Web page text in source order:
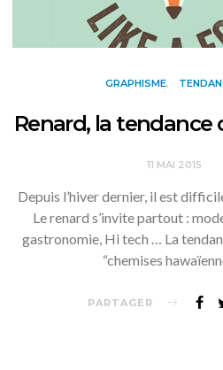
GRAPHISME
Renard, la tendance
11 MAI 2015
Depuis l’hiver dernier, il est
Le renard s’invite partout :
gastronomie, Hi tech … La
“chemises
PARTAGER